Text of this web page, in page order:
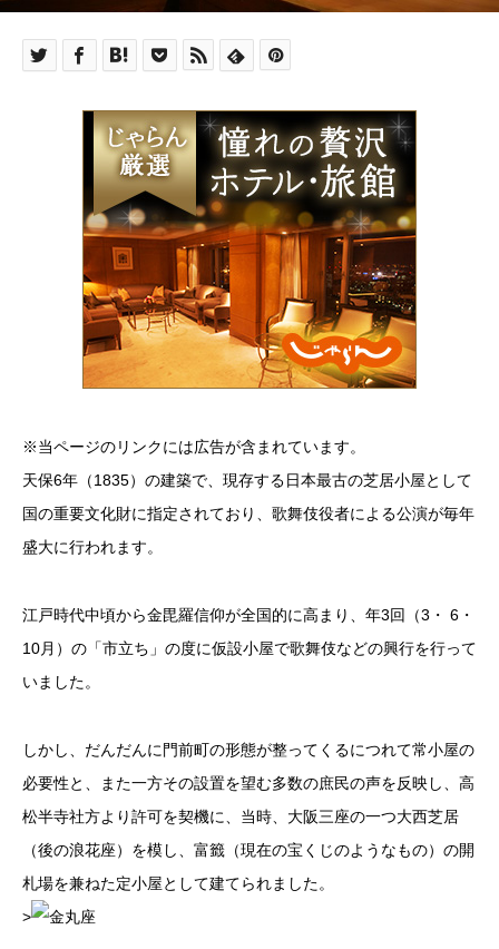
※当ページのリンクには広告が含まれています。
天保6年（1835）の建築で、 現存する日本最古の芝居小屋として
国の重要文化財に指定されており、歌舞伎役者による公演が毎年
盛大に行われます。
江戸時代中頃から金毘羅信仰が全国的に高まり、年3回（3・ 6・
10月）の「市立ち」の度に仮設小屋で歌舞伎などの興行を行って
いました。
しかし、だんだんに門前町の形態が整ってくるにつれて常小屋の
必要性と、また一方その設置を望む多数の庶民の声を反映し、高
松半寺社方より許可を契機に、当時、大阪三座の一つ大西芝居
（後の浪花座）を模し、富籤（現在の宝くじのようなもの）の開
札場を兼ねた定小屋として建てられました。
>